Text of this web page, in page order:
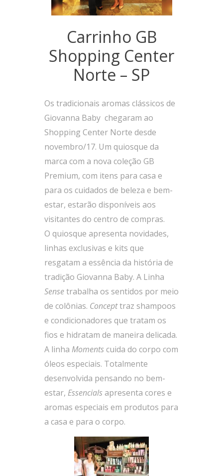
Carrinho GB
Shopping Center
Norte – SP
Os tradicionais aromas clássicos de
Giovanna Baby chegaram ao
Shopping Center Norte desde
novembro/17. Um quiosque da
marca com a nova coleção GB
Premium, com itens para casa e
para os cuidados de beleza e bem-
estar, estarão disponíveis aos
visitantes do centro de compras.
O quiosque apresenta novidades,
linhas exclusivas e kits que
resgatam a essência da história de
tradição Giovanna Baby. A Linha
Sensetrabalha os sentidos por meio
de colônias. Concepttraz shampoos
e condicionadores que tratam os
fios e hidratam de maneira delicada.
A linha Momentscuida do corpo com
óleos especiais. Totalmente
desenvolvida pensando no bem-
estar, Essencialsapresenta cores e
aromas especiais em produtos para
a casa e para o corpo.